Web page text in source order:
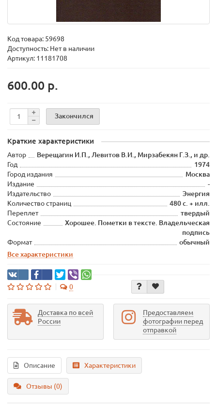
Код товара: 59698
Доступность: Нет в наличии
Артикул: 11181708
600.00 р.
Закончился
Краткие характеристики
Автор
Верещагин И.П., Левитов В.И., Мирзабекян Г.З., и др.
Год
1974
Город издания
Москва
Издание
-
Издательство
Энергия
Количество страниц
480 с. + илл.
Переплет
твердый
Состояние
Хорошее. Пометки в тексте. Владельческая
подпись
Формат
обычный
Все характеристики
0
Доставка по всей
России
Предоставляем
фотографии перед
отправкой
Описание Характеристики
Отзывы (0)